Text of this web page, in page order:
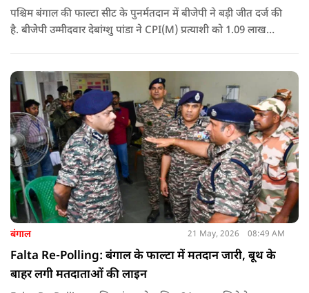
पश्चिम बंगाल की फाल्टा सीट के पुनर्मतदान में बीजेपी ने बड़ी जीत दर्ज की
है. बीजेपी उम्मीदवार देबांग्शु पांडा ने CPI(M) प्रत्याशी को 1.09 लाख
बंगाल 21 May, 2026 08:49 AM
Falta Re-Polling: बंगाल के फाल्टा में मतदान जारी, बूथ के
बाहर लगी मतदाताओं की लाइन